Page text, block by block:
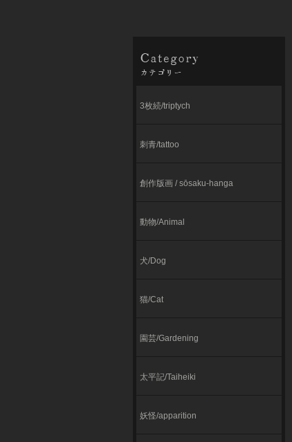
3枚続/triptych
刺青/tattoo
創作版画 / sōsaku-hanga
動物/Animal
犬/Dog
猫/Cat
園芸/Gardening
太平記/Taiheiki
妖怪/apparition